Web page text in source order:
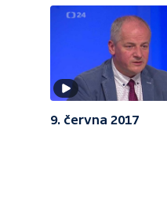
9. června 2017